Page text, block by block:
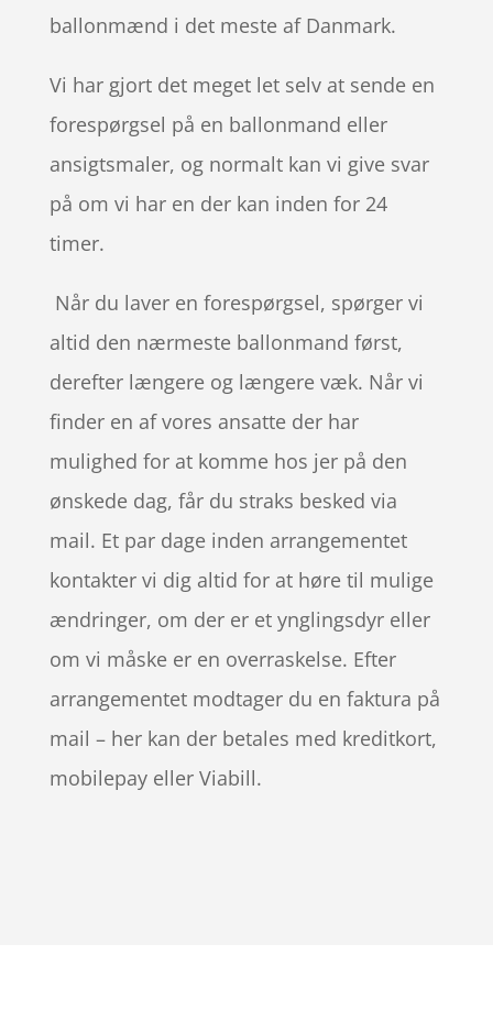
ballonmænd i det meste af Danmark.
Vi har gjort det meget let selv at sende en
forespørgsel på en ballonmand eller
ansigtsmaler, og normalt kan vi give svar
på om vi har en der kan inden for 24
timer.
Når du laver en forespørgsel, spørger vi
altid den nærmeste ballonmand først,
derefter længere og længere væk. Når vi
finder en af vores ansatte der har
mulighed for at komme hos jer på den
ønskede dag, får du straks besked via
mail. Et par dage inden arrangementet
kontakter vi dig altid for at høre til mulige
ændringer, om der er et ynglingsdyr eller
om vi måske er en overraskelse. Efter
arrangementet modtager du en faktura på
mail – her kan der betales med kreditkort,
mobilepay eller Viabill.